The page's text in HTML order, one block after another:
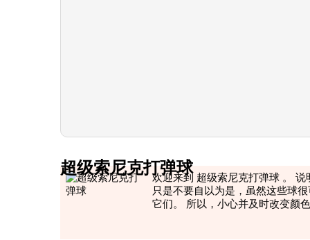
超级索尼克打弹球
欢迎来到 超级索尼克打弹球 。
只是不要自以为是，虽然这些球
它们。 所以，小心并及时改变颜